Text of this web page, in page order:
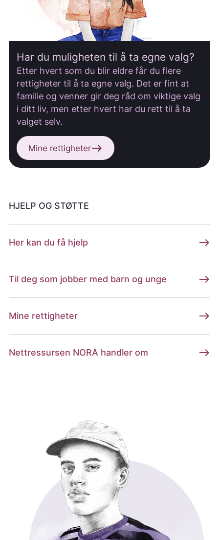
Har du muligheten til å ta egne valg?
Etter hvert som du blir eldre får du flere
rettigheter til å ta egne valg. Det er fint at
familie og venner gir deg råd om viktige valg
i ditt liv, men etter hvert har du rett til å ta
valget selv.
Mine rettighetereast
HJELP OG STØTTE
Her kan du få hjelp east
Til deg som jobber med barn og unge east
Mine rettigheter east
Nettressursen NORA handler om east